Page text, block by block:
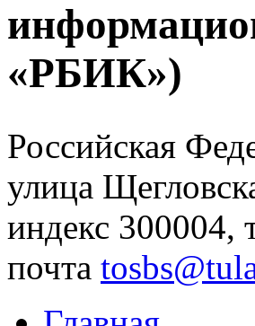
«РБИК»)
Российская
улица
индекс 300004,
почта